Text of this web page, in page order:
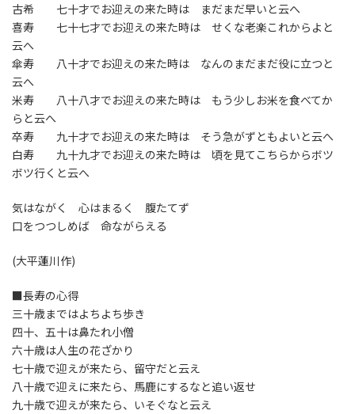
古希 七十才でお迎えの来た時は まだまだ早いと云へ
喜寿 七十七才でお迎えの来た時は せくな老楽これからよと
云へ
傘寿 八十才でお迎えの来た時は なんのまだまだ役に立つと
云へ
米寿 八十八才でお迎えの来た時は もう少しお米を食べてか
らと云へ
卒寿 九十才でお迎えの来た時は そう急がずともよいと云へ
白寿 九十九才でお迎えの来た時は 頃を見てこちらからボツ
ボツ行くと云へ
気はながく 心はまるく 腹たてず
口をつつしめば 命ながらえる
(大平蓮川作)
■長寿の心得
三十歳まではよちよち歩き
四十、五十は鼻たれ小僧
六十歳は人生の花ざかり
七十歳で迎えが来たら、留守だと云え
八十歳で迎えに来たら、馬鹿にするなと追い返せ
九十歳で迎えが来たら、いそぐなと云え